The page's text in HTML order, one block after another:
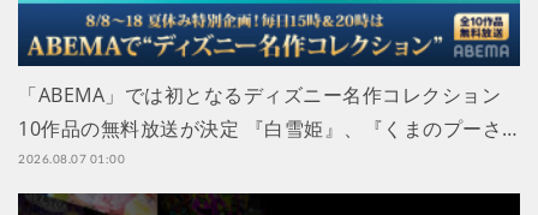
「ABEMA」では初となるディズニー名作コレクション
10作品の無料放送が決定 『白雪姫』、『くまのプーさ…
2026.08.07 01:00